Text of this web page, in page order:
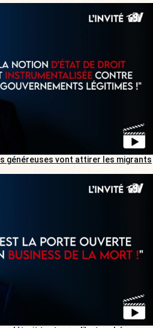
généreuses vont attirer les migrants